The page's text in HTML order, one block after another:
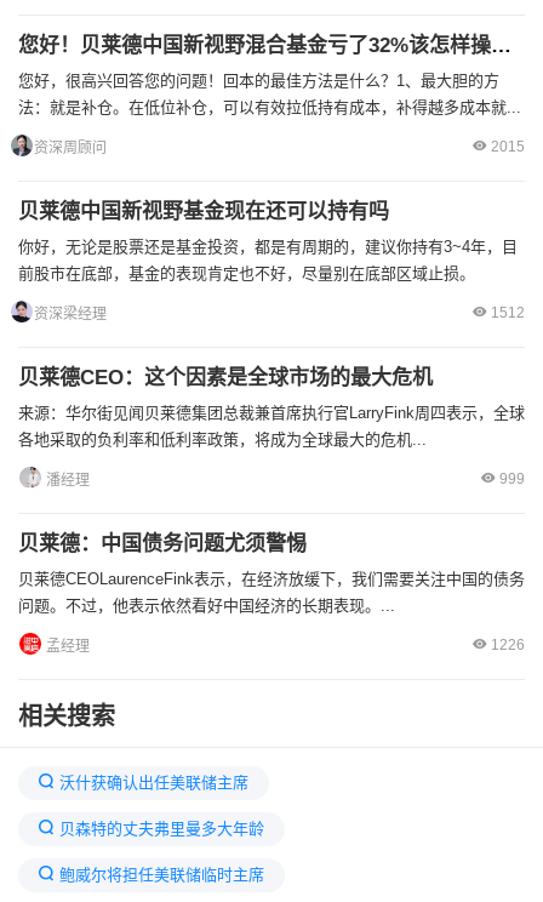
您好！贝莱德中国新视野混合基金亏了32%该怎样操作呢
您好，很高兴回答您的问题！回本的最佳方法是什么？1、最大胆的方
法：就是补仓。在低位补仓，可以有效拉低持有成本，补得越多成本就...
资深周顾问 2015
贝莱德中国新视野基金现在还可以持有吗
你好，无论是股票还是基金投资，都是有周期的，建议你持有3~4年，目
前股市在底部，基金的表现肯定也不好，尽量别在底部区域止损。
资深梁经理 1512
贝莱德CEO：这个因素是全球市场的最大危机
来源：华尔街见闻贝莱德集团总裁兼首席执行官LarryFink周四表示，全球
各地采取的负利率和低利率政策，将成为全球最大的危机...
潘经理 999
贝莱德：中国债务问题尤须警惕
贝莱德CEOLaurenceFink表示，在经济放缓下，我们需要关注中国的债务
问题。不过，他表示依然看好中国经济的长期表现。...
孟经理 1226
相关搜索
沃什获确认出任美联储主席
贝森特的丈夫弗里曼多大年龄
鲍威尔将担任美联储临时主席